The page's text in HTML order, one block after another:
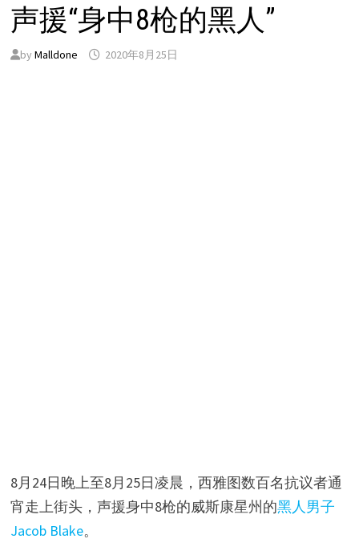
声援“身中8枪的黑人”
by Malldone 2020年8月25日
8月24日晚上至8月25日凌晨，西雅图数百名抗议者通
宵走上街头，声援身中8枪的威斯康星州的黑人男子
Jacob Blake。